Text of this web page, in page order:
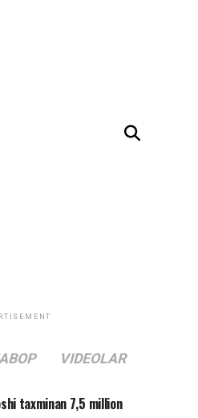
VIDEOLAR
taxminan 7,5 million